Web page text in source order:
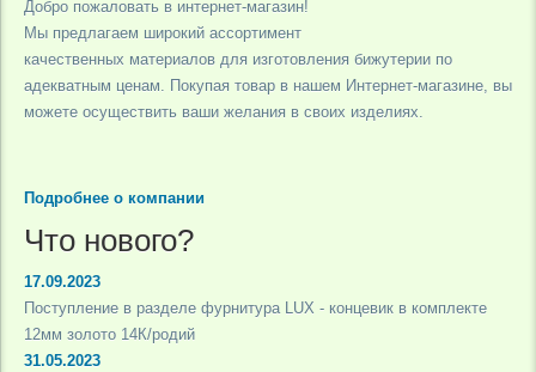
Добро пожаловать в интернет-магазин!
Мы предлагаем широкий ассортимент
качественных материалов для изготовления бижутерии по
адекватным ценам. Покупая товар в нашем Интернет-магазине, вы
можете осуществить ваши желания в своих изделиях.
Подробнее о компании
Что нового?
17.09.2023
Поступление в разделе фурнитура LUX - концевик в комплекте
12мм золото 14К/родий
31.05.2023